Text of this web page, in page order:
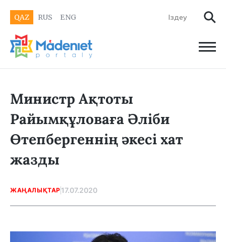
QAZ RUS ENG
Министр Ақтоты
Райымқұловаға Әліби
Өтепбергеннің әкесі хат
жазды
ЖАҢАЛЫҚТАР 17.07.2020